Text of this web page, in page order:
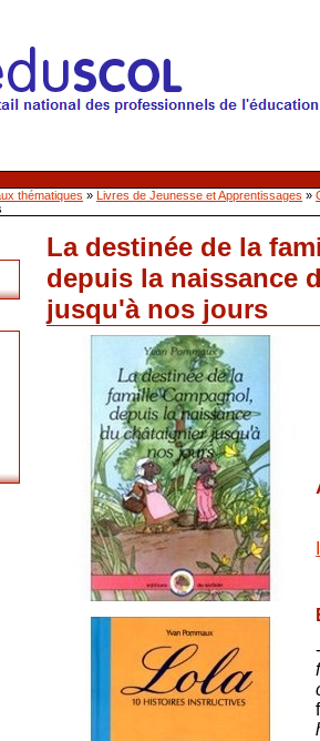
thématiques »Livres de Jeunesse et Apprentissages »
La destinée de la
depuis la naissance
jusqu'à nos jours
Document
Actions